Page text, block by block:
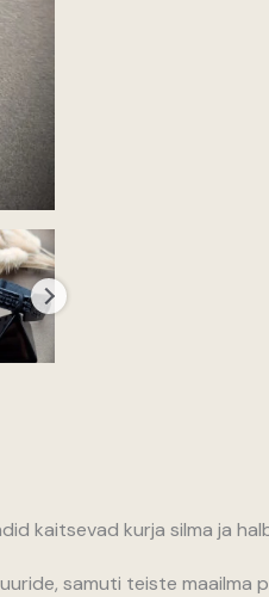
kaitsevad kurja silma ja
samuti teiste maailma